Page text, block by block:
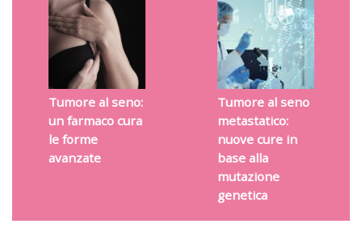
Tumore al seno:
un farmaco cura
le forme
avanzate
Tumore al seno
metastatico:
nuove cure in
base alla
mutazione
genetica